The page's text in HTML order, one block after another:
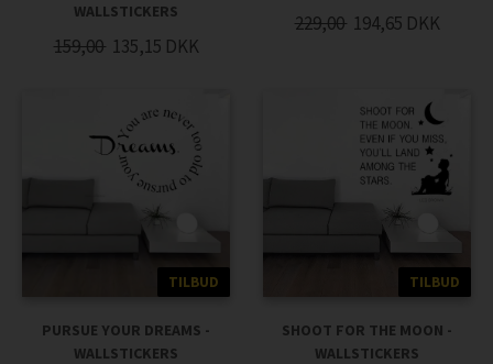
WALLSTICKERS
159,00 135,15 DKK
229,00 194,65 DKK
TILBUD
PURSUE YOUR DREAMS -
WALLSTICKERS
TILBUD
SHOOT FOR THE MOON -
WALLSTICKERS